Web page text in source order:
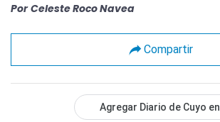
Por Celeste Roco Navea
Compartir
Agregar Diario de Cuyo en